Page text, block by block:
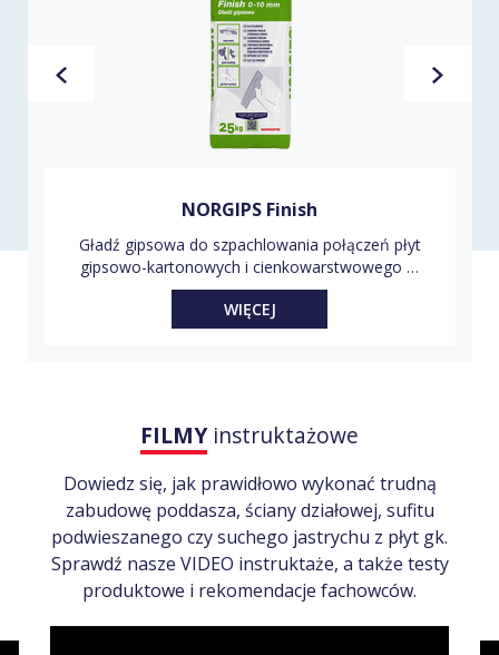
NORGIPS Finish
Gładź gipsowa do szpachlowania połączeń płyt
gipsowo-kartonowych i cienkowarstwowego …
WIĘCEJ
FILMYinstruktażowe
Dowiedz się, jak prawidłowo wykonać trudną
zabudowę poddasza, ściany działowej, sufitu
podwieszanego czy suchego jastrychu z płyt gk.
Sprawdź nasze VIDEO instruktaże, a także testy
produktowe i rekomendacje fachowców.